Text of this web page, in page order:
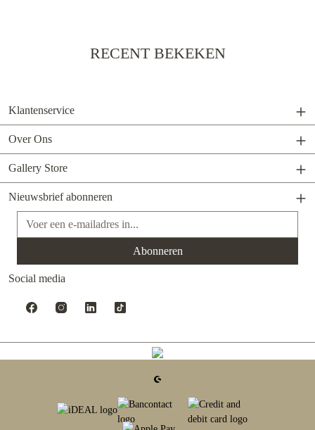
RECENT BEKEKEN
Klantenservice
Over Ons
Gallery Store
Nieuwsbrief abonneren
E-mailadres*
Abonneren
Social media